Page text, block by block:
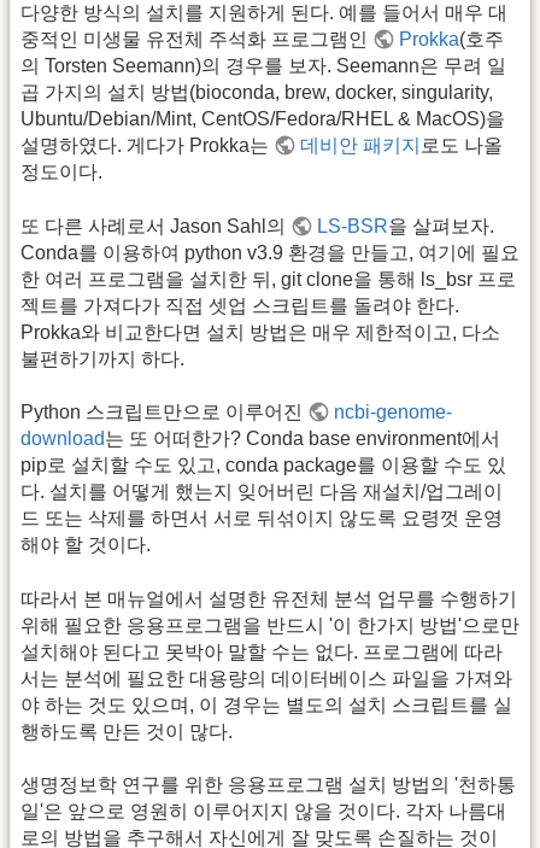
다양한 방식의 설치를 지원하게 된다. 예를 들어서 매우 대
중적인 미생물 유전체 주석화 프로그램인
Prokka(호주
의 Torsten Seemann)의 경우를 보자. Seemann은 무려 일
곱 가지의 설치 방법(bioconda, brew, docker, singularity,
Ubuntu/Debian/Mint, CentOS/Fedora/RHEL & MacOS)을
설명하였다. 게다가 Prokka는
데비안 패키지 로도 나올
정도이다.
또 다른 사례로서 Jason Sahl의 LS-BSR을 살펴보자.
Conda를 이용하여 python v3.9 환경을 만들고, 여기에 필요
한 여러 프로그램을 설치한 뒤, git clone을 통해 ls_bsr 프로
젝트를 가져다가 직접 셋업 스크립트를 돌려야 한다.
Prokka와 비교한다면 설치 방법은 매우 제한적이고, 다소
불편하기까지 하다.
Python 스크립트만으로 이루어진
ncbi-genome-
download는 또 어떠한가? Conda base environment에서
pip로 설치할 수도 있고, conda package를 이용할 수도 있
다. 설치를 어떻게 했는지 잊어버린 다음 재설치/업그레이
드 또는 삭제를 하면서 서로 뒤섞이지 않도록 요령껏 운영
해야 할 것이다.
따라서 본 매뉴얼에서 설명한 유전체 분석 업무를 수행하기
위해 필요한 응용프로그램을 반드시 '이 한가지 방법'으로만
설치해야 된다고 못박아 말할 수는 없다. 프로그램에 따라
서는 분석에 필요한 대용량의 데이터베이스 파일을 가져와
야 하는 것도 있으며, 이 경우는 별도의 설치 스크립트를 실
행하도록 만든 것이 많다.
생명정보학 연구를 위한 응용프로그램 설치 방법의 '천하통
일'은 앞으로 영원히 이루어지지 않을 것이다. 각자 나름대
로의 방법을 추구해서 자신에게 잘 맞도록 손질하는 것이